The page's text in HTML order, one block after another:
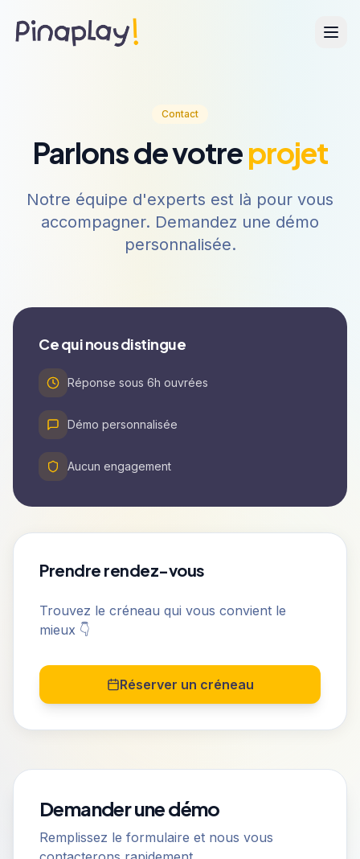
Contact
Parlons de votreprojet
Notre équipe d'experts est là pour vous
accompagner. Demandez une démo
personnalisée.
Ce qui nous distingue
Réponse sous 6h ouvrées
Démo personnalisée
Aucun engagement
Prendre rendez-vous
Trouvez le créneau qui vous convient le
mieux 👇
Réserver un créneau
Demander une démo
Remplissez le formulaire et nous vous